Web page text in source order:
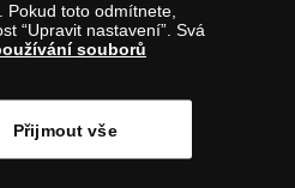
toto odmítnete,
“Upravit nastavení”. Svá
souborů
Přijmout vše